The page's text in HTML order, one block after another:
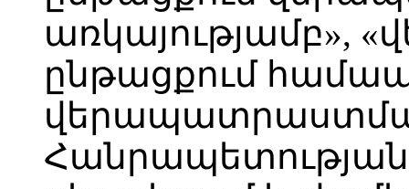
առկայությամբ»,
ընթացքում